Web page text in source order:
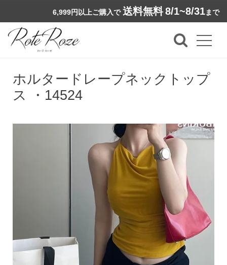
6,999円以上ご購入で 送料無料8/1~8/31まで
ホルタードレープネックトップ
ス ・14524